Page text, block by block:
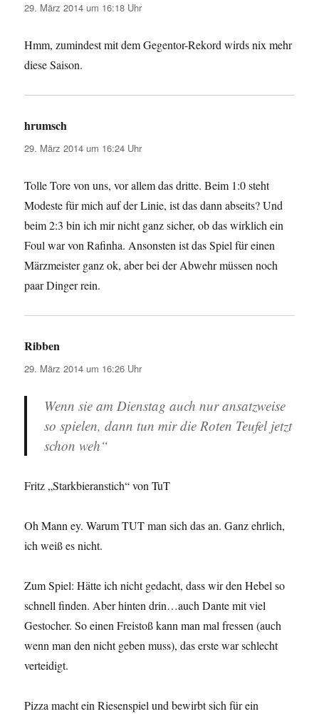
29. März 2014 um 16:18 Uhr
Hmm, zumindest mit dem Gegentor-Rekord wirds nix mehr
diese Saison.
hrumsch
29. März 2014 um 16:24 Uhr
Tolle Tore von uns, vor allem das dritte. Beim 1:0 steht
Modeste für mich auf der Linie, ist das dann abseits? Und
beim 2:3 bin ich mir nicht ganz sicher, ob das wirklich ein
Foul war von Rafinha. Ansonsten ist das Spiel für einen
Märzmeister ganz ok, aber bei der Abwehr müssen noch
paar Dinger rein.
Ribben
29. März 2014 um 16:26 Uhr
Wenn sie am Dienstag auch nur ansatzweise
so spielen, dann tun mir die Roten Teufel jetzt
schon weh“
Fritz „Starkbieranstich“ von TuT
Oh Mann ey. Warum TUT man sich das an. Ganz ehrlich,
ich weiß es nicht.
Zum Spiel: Hätte ich nicht gedacht, dass wir den Hebel so
schnell finden. Aber hinten drin…auch Dante mit viel
Gestocher. So einen Freistoß kann man mal fressen (auch
wenn man den nicht geben muss), das erste war schlecht
verteidigt.
Pizza macht ein Riesenspiel und bewirbt sich für ein